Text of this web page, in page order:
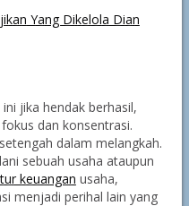
Yang Dikelola Dian
jika hendak berhasil,
dan konsentrasi.
dalam melangkah.
sebuah usaha ataupun
keuangan usaha,
menjadi perihal lain yang